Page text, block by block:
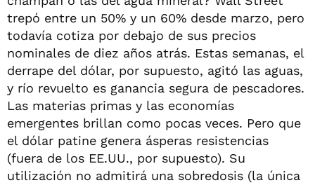
trepó entre un 50% y un 60% desde marzo, pero
todavía cotiza por debajo de sus precios
nominales de diez años atrás. Estas semanas, el
derrape del dólar, por supuesto, agitó las aguas,
y río revuelto es ganancia segura de pescadores.
Las materias primas y las economías
emergentes brillan como pocas veces. Pero que
el dólar patine genera ásperas resistencias
(fuera de los EE.UU., por supuesto). Su
utilización no admitirá una sobredosis (la única